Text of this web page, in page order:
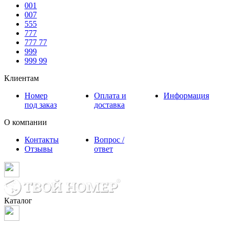
001
007
555
777
777 77
999
999 99
Клиентам
Номер
под заказ
Оплата и
доставка
Информация
О компании
Контакты
Отзывы
Вопрос /
ответ
Каталог